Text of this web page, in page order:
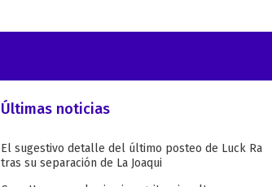
Últimas noticias
El sugestivo detalle del último posteo de Luck Ra
tras su separación de La Joaqui